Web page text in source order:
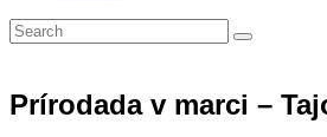
Prírodada v marci –